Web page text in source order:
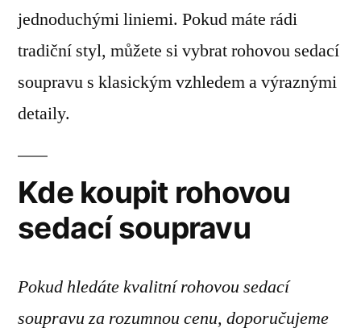
jednoduchými liniemi. Pokud máte rádi
tradiční styl, můžete si vybrat rohovou sedací
soupravu s klasickým vzhledem a výraznými
detaily.
Kde koupit rohovou
sedací soupravu
Pokud hledáte kvalitní rohovou sedací
soupravu za rozumnou cenu, doporučujeme